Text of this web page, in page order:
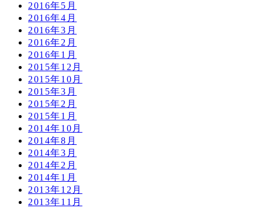
2016年5月
2016年4月
2016年3月
2016年2月
2016年1月
2015年12月
2015年10月
2015年3月
2015年2月
2015年1月
2014年10月
2014年8月
2014年3月
2014年2月
2014年1月
2013年12月
2013年11月